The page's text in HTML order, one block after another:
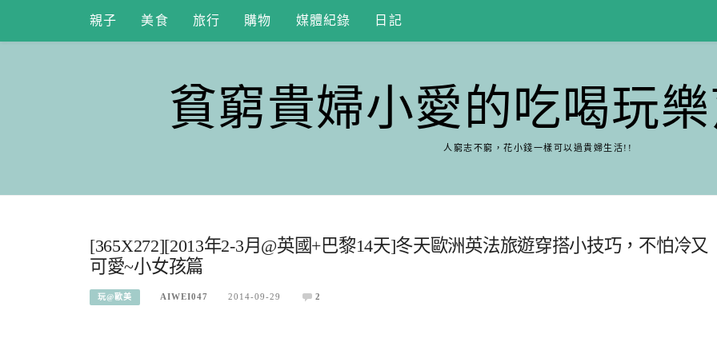
content
親子 美食 旅行 購物 媒體紀錄 日記
貧窮貴婦小愛的吃喝玩
人窮志不窮，花小錢一樣可以過貴婦生活!!
[365X272][2013年2-3月@英國+巴黎14天]冬天歐洲英法旅遊穿搭小技巧，不怕冷又
可愛~小女孩篇
玩@歐美 AIWEI047 2014-09-29 2